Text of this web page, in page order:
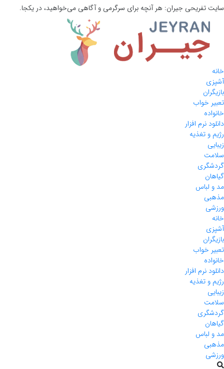
سایت تفریحی جیران: هر آنچه برای سرگرمی و آگاهی می‌خواهید، در یکجا.
خانه
آشپزی
بازیگران
تعبیر خواب
خانواده
دانلود نرم افزار
رژیم و تغذیه
زیبایی
سلامت
گردشگری
گیاهان
مد و لباس
مذهبی
ورزشی
خانه
آشپزی
بازیگران
تعبیر خواب
خانواده
دانلود نرم افزار
رژیم و تغذیه
زیبایی
سلامت
گردشگری
گیاهان
مد و لباس
مذهبی
ورزشی